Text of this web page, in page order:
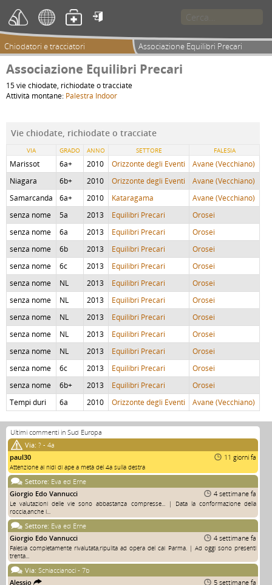

Chiodatori e tracciatori Associazione Equilibri Precari
Associazione Equilibri Precari
15 vie chiodate, richiodate o tracciate
Attività montane: Palestra Indoor
Vie chiodate, richiodate o tracciate
VIA GRADO ANNO SETTORE FALESIA
Marissot 6a+ 2010 Orizzonte degli Eventi
Avane (Vecchiano)
Niagara
6b+ 2010 Orizzonte degli Eventi
Avane (Vecchiano)
Samarcanda
6a+ 2010 Kataragama
Avane (Vecchiano)
senza nome
5a 2013 Equilibri Precari
Orosei
senza nome
6a 2013 Equilibri Precari
Orosei
senza nome
6b 2013 Equilibri Precari
Orosei
senza nome
6c 2013 Equilibri Precari
Orosei
senza nome
NL 2013 Equilibri Precari
Orosei
senza nome
NL 2013 Equilibri Precari
Orosei
senza nome
NL 2013 Equilibri Precari
Orosei
senza nome
NL 2013 Equilibri Precari
Orosei
senza nome
NL 2013 Equilibri Precari
Orosei
senza nome
6c 2013 Equilibri Precari
Orosei
senza nome
6b+ 2013 Equilibri Precari
Orosei
Tempi duri
6a 2010 Orizzonte degli Eventi Avane (Vecchiano)
Ultimi commenti in Sud Europa
Via: ? - 4a
paul30
11 giorni fa
Attenzione ai nidi di ape a metà del 4a sulla destra
Settore: Eva ed Erne
Giorgio Edo Vannucci
4 settimane fa
Le valutazioni delle vie sono abbastanza compresse... | Data la conformazione della
roccia,anche i...
Settore: Eva ed Erne
Giorgio Edo Vannucci
4 settimane fa
Falesia completamente rivalutata,ripulita ad opera del cai Parma. | Ad oggi sono presenti
trenta...
Via: Schiaccianoci - 7b
Alessio
5 settimane fa